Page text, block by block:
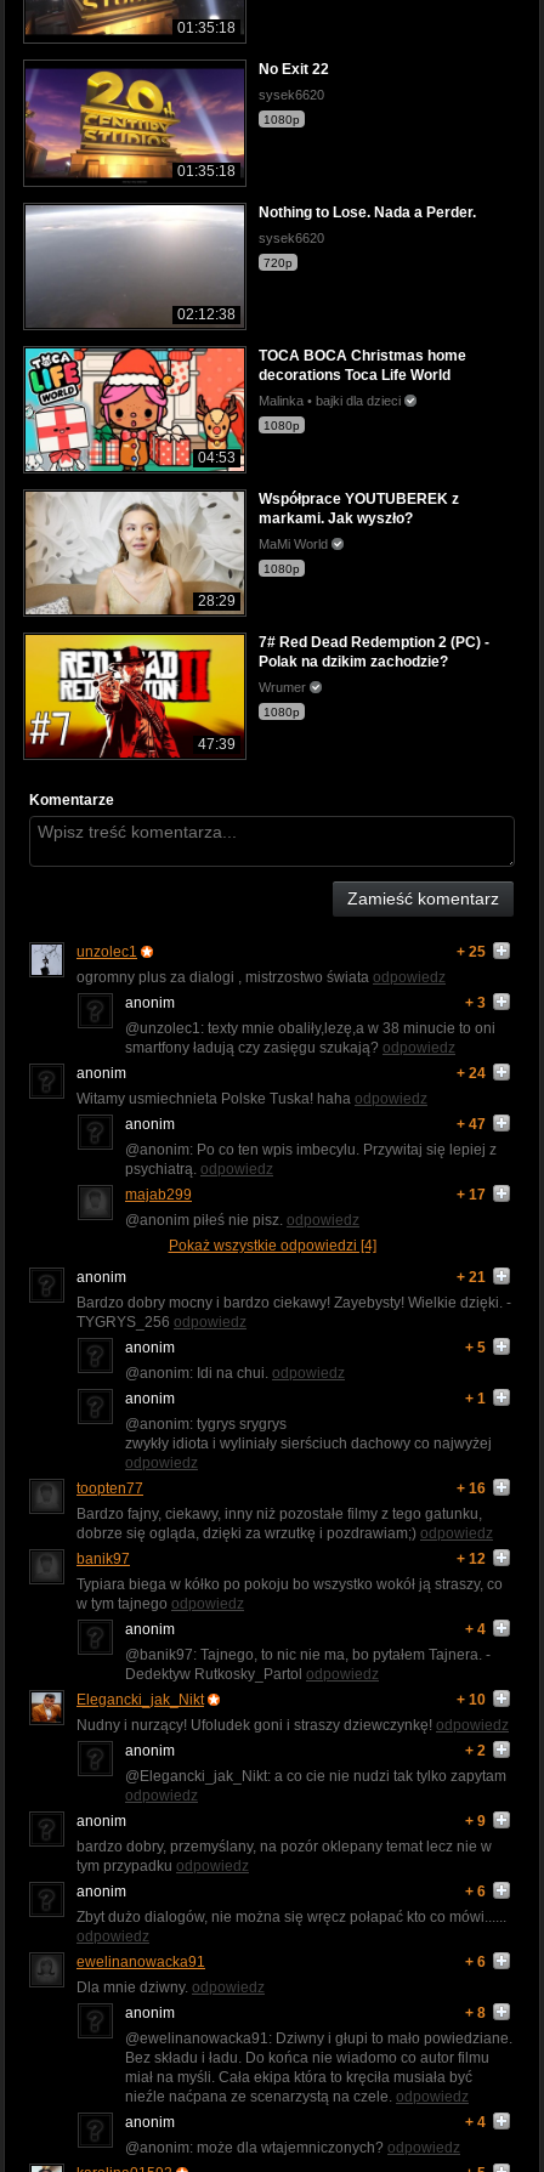
01:35:18
01:35:18
No Exit 22
sysek6620
1080p
02:12:38
Nothing to Lose. Nada a Perder.
sysek6620
720p
04:53
TOCA BOCA Christmas home
decorations Toca Life World
Malinka • bajki dla dzieci
1080p
28:29
Współprace YOUTUBEREK z
markami. Jak wyszło?
MaMi World
1080p
47:39
7# Red Dead Redemption 2 (PC) -
Polak na dzikim zachodzie?
Wrumer
1080p
Komentarze
Zamieść komentarz
unzolec1
+ 25
ogromny plus za dialogi , mistrzostwo świata odpowiedz
anonim
+ 3
@unzolec1: texty mnie obaliły,lezę,a w 38 minucie to oni
smartfony ładują czy zasięgu szukają? odpowiedz
anonim
+ 24
Witamy usmiechnieta Polske Tuska! haha odpowiedz
anonim
+ 47
@anonim: Po co ten wpis imbecylu. Przywitaj się lepiej z
psychiatrą. odpowiedz
majab299
+ 17
@anonim piłeś nie pisz. odpowiedz
Pokaż wszystkie odpowiedzi [4]
anonim
+ 21
Bardzo dobry mocny i bardzo ciekawy! Zayebysty! Wielkie dzięki. -
TYGRYS_256 odpowiedz
anonim
+ 5
@anonim: Idi na chui. odpowiedz
anonim
+ 1
@anonim: tygrys srygrys
zwykły idiota i wyliniały sierściuch dachowy co najwyżej
odpowiedz
toopten77
+ 16
Bardzo fajny, ciekawy, inny niż pozostałe filmy z tego gatunku,
dobrze się ogląda, dzięki za wrzutkę i pozdrawiam;) odpowiedz
banik97
+ 12
Typiara biega w kółko po pokoju bo wszystko wokół ją straszy, co
w tym tajnego odpowiedz
anonim
+ 4
@banik97: Tajnego, to nic nie ma, bo pytałem Tajnera. -
Dedektyw Rutkosky_Partol odpowiedz
Elegancki_jak_Nikt
+ 10
Nudny i nurzący! Ufoludek goni i straszy dziewczynkę! odpowiedz
anonim
+ 2
@Elegancki_jak_Nikt: a co cie nie nudzi tak tylko zapytam
odpowiedz
anonim
+ 9
bardzo dobry, przemyślany, na pozór oklepany temat lecz nie w
tym przypadku odpowiedz
anonim
+ 6
Zbyt dużo dialogów, nie można się wręcz połapać kto co mówi......
odpowiedz
ewelinanowacka91
+ 6
Dla mnie dziwny. odpowiedz
anonim
+ 8
@ewelinanowacka91: Dziwny i głupi to mało powiedziane.
Bez składu i ładu. Do końca nie wiadomo co autor filmu
miał na myśli. Cała ekipa która to kręciła musiała być
nieźle naćpana ze scenarzystą na czele. odpowiedz
anonim
+ 4
@anonim: może dla wtajemniczonych? odpowiedz